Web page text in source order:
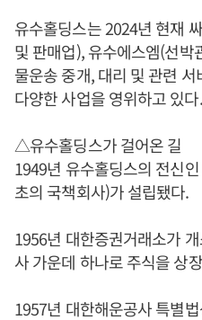
유수홀딩스는 2024년 현재
및 판매업), 유수에스엠(선
물운송 중개, 대리 및 관련
다양한 사업을 영위하고 있다.
△유수홀딩스가 걸어온 길
1949년 유수홀딩스의 전신
초의 국책회사)가 설립됐다.
1956년 대한증권거래소가
사 가운데 하나로 주식을 상
1957년 대한해운공사 특별